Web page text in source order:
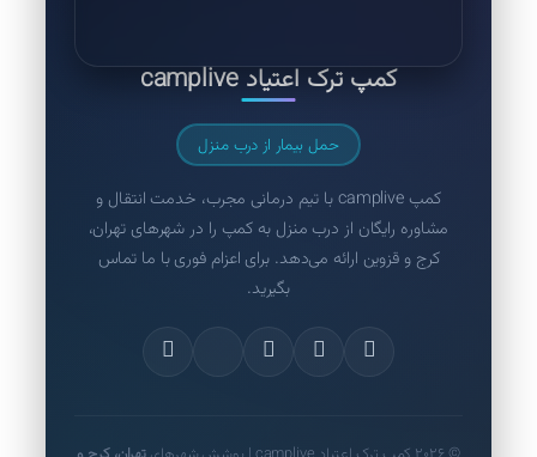
کمپ ترک اعتیاد camplive
حمل بیمار از درب منزل
کمپ camplive با تیم درمانی مجرب، خدمت انتقال و
مشاوره رایگان از درب منزل به کمپ را در شهرهای تهران،
کرج و قزوین ارائه می‌دهد. برای اعزام فوری با ما تماس
بگیرید.